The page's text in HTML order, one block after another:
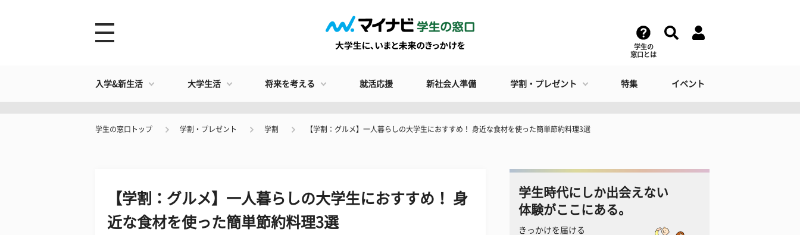
学生の
窓口とは
入学&新生活 大学生活 将来を考える 就活応援 新社会人準備 学割・プレゼント 特集 イベント
学生の窓口トップ 学割・プレゼント 学割 【学割：グルメ】一人暮らしの大学生におすすめ！ 身近な食材を使った簡単節約料理3選
【学割：グルメ】一人暮らしの大学生におすすめ！ 身
近な食材を使った簡単節約料理3選
学生時代にしか出会えない
体験がここにある。
きっかけを届ける